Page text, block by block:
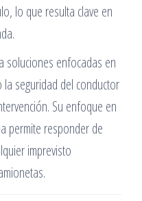
lo que resulta clave en
soluciones enfocadas en
seguridad del conductor
Su enfoque en
permite responder de
imprevisto